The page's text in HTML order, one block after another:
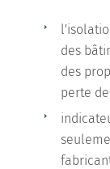
des
des
perte